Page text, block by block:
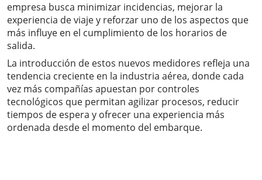
empresa busca minimizar incidencias, mejorar la
experiencia de viaje y reforzar uno de los aspectos que
más influye en el cumplimiento de los horarios de
salida.
La introducción de estos nuevos medidores refleja una
tendencia creciente en la industria aérea, donde cada
vez más compañías apuestan por controles
tecnológicos que permitan agilizar procesos, reducir
tiempos de espera y ofrecer una experiencia más
ordenada desde el momento del embarque.